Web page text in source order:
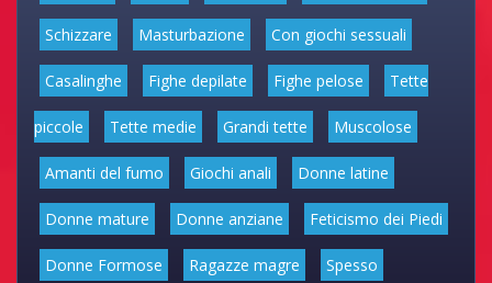
Schizzare Masturbazione Con giochi sessuali
Casalinghe Fighe depilate Fighe pelose Tette
piccole Tette medie Grandi tette Muscolose
Amanti del fumo Giochi anali Donne latine
Donne mature Donne anziane Feticismo dei Piedi
Donne Formose Ragazze magre Spesso